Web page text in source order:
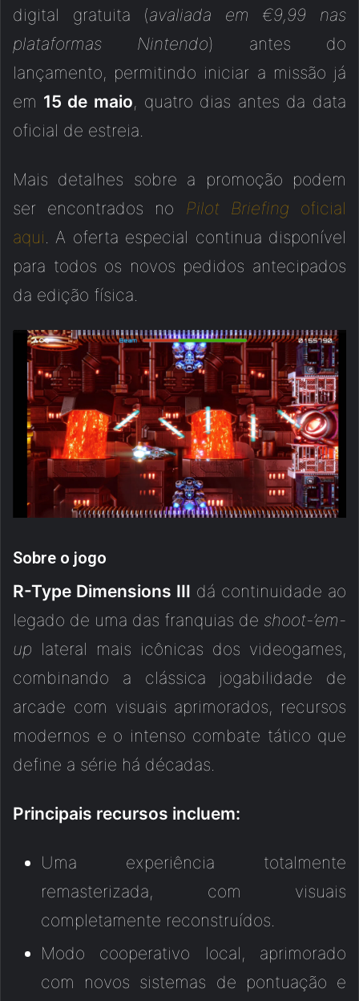
digital gratuita (avaliada em €9,99 nas
plataformas Nintendo) antes do
lançamento, permitindo iniciar a missão já
em 15 de maio, quatro dias antes da data
oficial de estreia.
Mais detalhes sobre a promoção podem
ser encontrados no Pilot Briefing oficial
aqui . A oferta especial continua disponível
para todos os novos pedidos antecipados
da edição física.
Sobre o jogo
R-Type Dimensions III dá continuidade ao
legado de uma das franquias de shoot-’em-
up lateral mais icônicas dos videogames,
combinando a clássica jogabilidade de
arcade com visuais aprimorados, recursos
modernos e o intenso combate tático que
define a série há décadas.
Principais recursos incluem:
Uma experiência totalmente
remasterizada, com visuais
completamente reconstruídos.
Modo cooperativo local, aprimorado
com novos sistemas de pontuação e